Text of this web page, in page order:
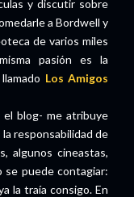
y discutir sobre
a Bordwell y
de varios miles
pasión es la
Los Amigos
blog- me atribuye
responsabilidad de
algunos cineastas,
se puede contagiar:
la traía consigo. En